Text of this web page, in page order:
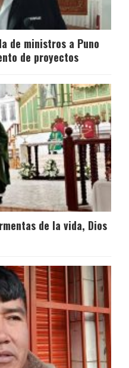
de ministros a Puno
de proyectos
de la vida, Dios